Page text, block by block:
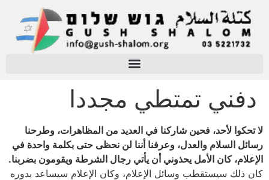
دفني تمتطي مجددا
لا تحكوا لأحد، فحين شاركنا في العديد من المظاهرات، وطرحنا
رسائل السلام والعدل، وعرفنا أننا لن نحظى حتى بكلمة واحدة في
الإعلام، كان الأمل يحذوني أن يأتي رجال الشرطة ويقومون بضربنا.
كان ذلك سيستقطب وسائل الإعلام، وكان الإعلام سيساعد بدوره